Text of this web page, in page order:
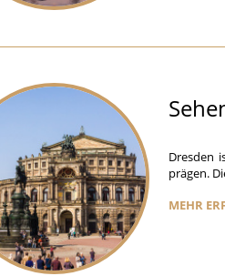
Dresden
prägen.
MEHR